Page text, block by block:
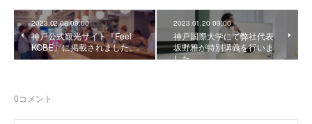
2023.02.08 09:00
神戸公式観光サイト『Feel
KOBE』に掲載されました。
2023.01.20 09:00
神戸国際大学にて弊社代表
坂野雅が特別講義を行いま
した。
0コメント